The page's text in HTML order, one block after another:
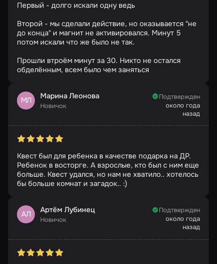
Первый - долго искали одну ведь
Второй - мы сделали действие, но оказывается "не
до конца" и магнит не активировался. Минут 5
потом искали что же было не так.
Прошли втроём минут за 30. Никто не остался
обделённым, всем было чем заняться
МЛ Марина Леонова
Новичок
Подтвержден
около года
назад
Квест был для ребенка в качестве подарка на ДР.
Ребенок в восторге. А взрослые, кто был с ним еще
больше. Квест удался, но нам не хватило.. хотелось
бы больше комнат и загадок.. :)
АЛ Артём Лубинец
Новичок
Подтвержден
около года
назад